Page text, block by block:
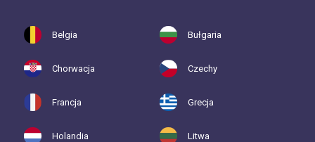
Belgia Bułgaria
Chorwacja Czechy
Francja Grecja
Holandia Litwa